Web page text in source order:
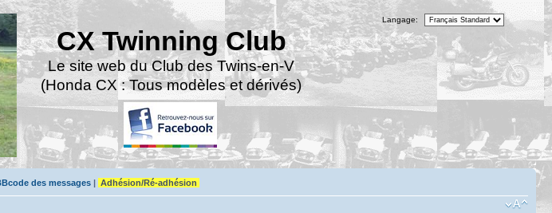
CX Twinning Club
Le site web du Club des Twins-en-V
(Honda CX : Tous modèles et dérivés)
Langage:
des messages | Adhésion/Ré-adhésion